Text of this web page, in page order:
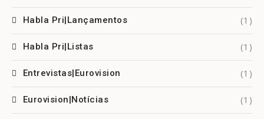
Habla Pri|Lançamentos (1)
Habla Pri|Listas (1)
Entrevistas|Eurovision (1)
Eurovision|Notícias (1)